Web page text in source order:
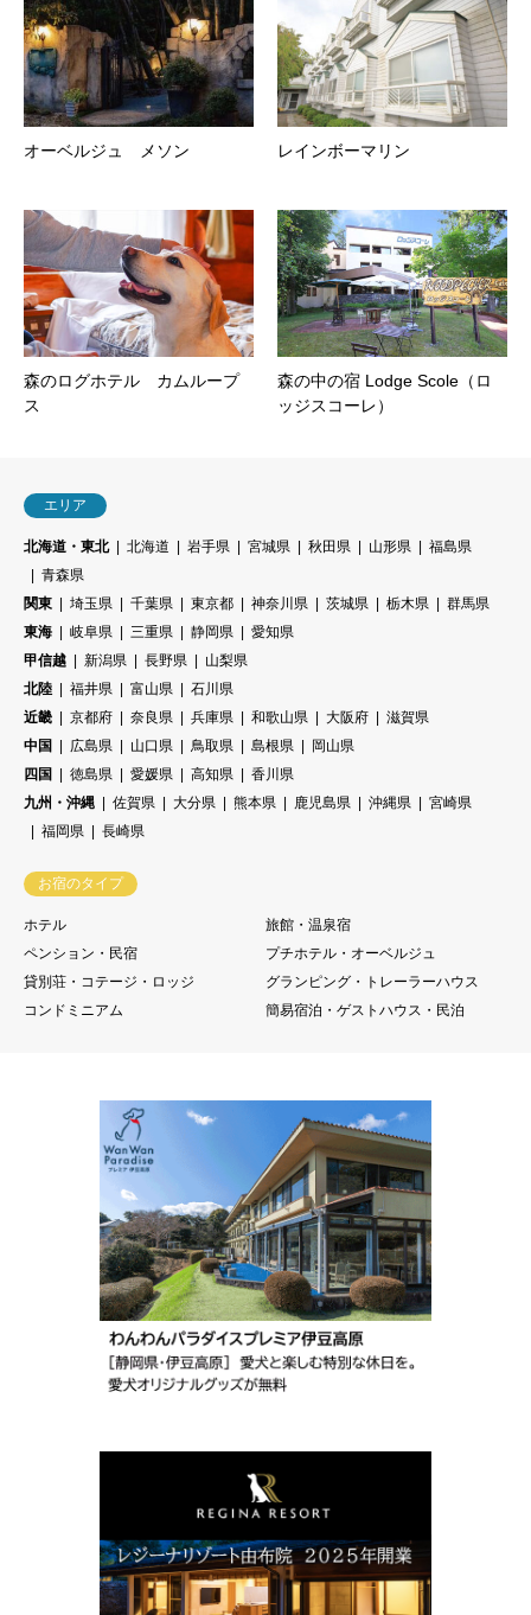
オーベルジュ メソン レインボーマリン
森のログホテル カムループ
ス
森の中の宿 Lodge Scole（ロ
ッジスコーレ）
エリア
北海道・東北 北海道 岩手県 宮城県 秋田県 山形県
福島県
青森県
関東
埼玉県 千葉県 東京都 神奈川県 茨城県 栃木県
群馬県
東海
岐阜県 三重県 静岡県
愛知県
甲信越
新潟県 長野県
山梨県
北陸
福井県 富山県
石川県
近畿
京都府 奈良県 兵庫県 和歌山県 大阪府
滋賀県
中国
広島県 山口県 鳥取県 島根県
岡山県
四国
徳島県 愛媛県 高知県
香川県
九州・沖縄
佐賀県 大分県 熊本県 鹿児島県 沖縄県
宮崎県
福岡県
長崎県
お宿のタイプ
ホテル
旅館・温泉宿
ペンション・民宿
プチホテル・オーベルジュ
貸別荘・コテージ・ロッジ
グランピング・トレーラーハウス
コンドミニアム
簡易宿泊・ゲストハウス・民泊